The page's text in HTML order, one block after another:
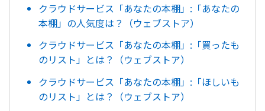
クラウドサービス「あなたの本棚」:「あなたの
本棚」の人気度は？（ウェブストア）
クラウドサービス「あなたの本棚」:「買ったも
のリスト」とは？（ウェブストア）
クラウドサービス「あなたの本棚」:「ほしいも
のリスト」とは？（ウェブストア）